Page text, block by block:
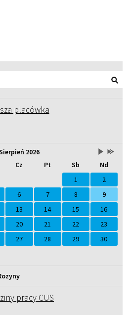
placówka
wydarzeń
2026Brak Przestaw
na
Wrzesień
2026
na
Sierpień
2027
Cz Pt Sb
Nd
1
2
6 7 8
9
13 14 15
16
20 21 22
23
27 28 29
30
pracy CUS